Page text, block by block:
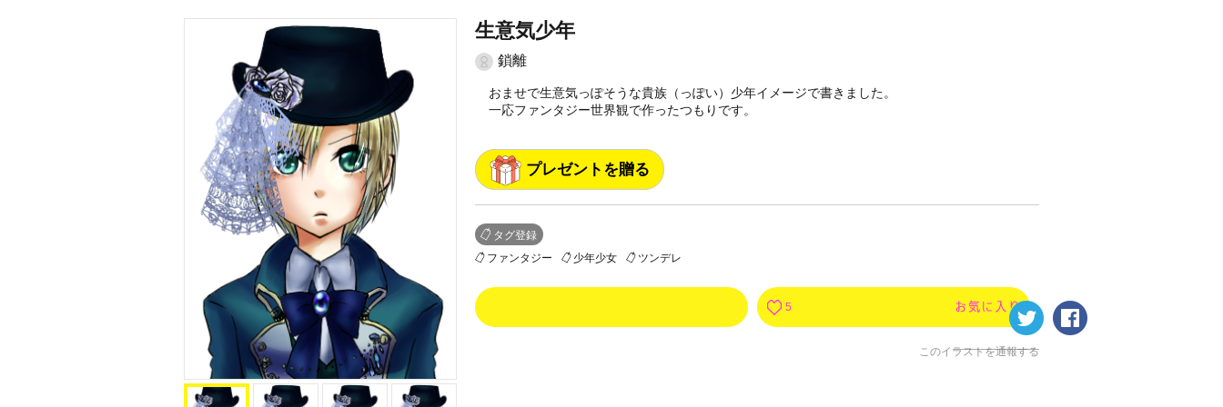
生意気少年
鎖離
おませで生意気っぽそうな貴族（っぽい）少年イメージで書きました。
一応ファンタジー世界観で作ったつもりです。
プレゼントを贈る
タグ登録
ファンタジー
少年少女 ツンデレ
5
このイラストを通報する